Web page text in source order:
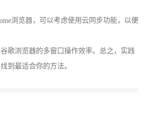
浏览器，可以考虑使用云同步功能，以便
歌浏览器的多窗口操作效率。总之，实践
到最适合你的方法。